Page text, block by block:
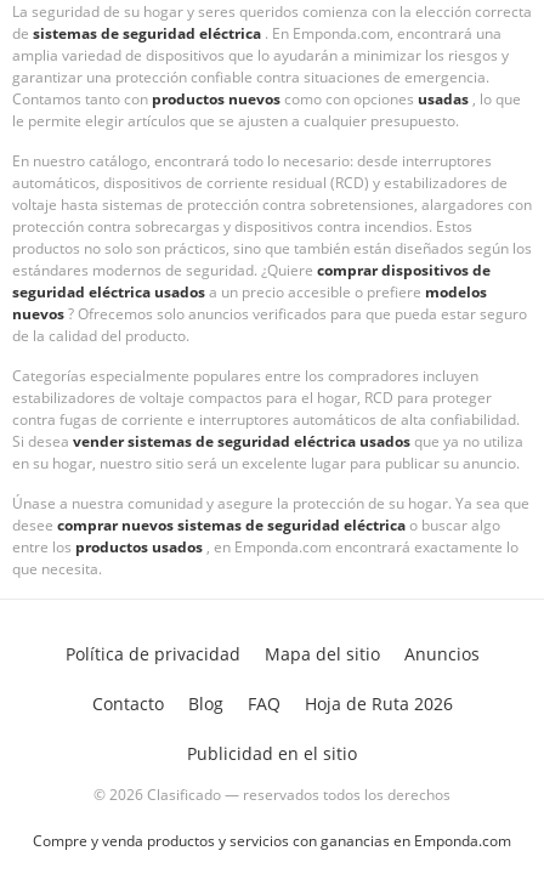
La seguridad de su hogar y seres queridos comienza con la elección correcta
de sistemas de seguridad eléctrica . En Emponda.com, encontrará una
amplia variedad de dispositivos que lo ayudarán a minimizar los riesgos y
garantizar una protección confiable contra situaciones de emergencia.
Contamos tanto con productos nuevoscomo con opciones usadas , lo que
le permite elegir artículos que se ajusten a cualquier presupuesto.
En nuestro catálogo, encontrará todo lo necesario: desde interruptores
automáticos, dispositivos de corriente residual (RCD) y estabilizadores de
voltaje hasta sistemas de protección contra sobretensiones, alargadores con
protección contra sobrecargas y dispositivos contra incendios. Estos
productos no solo son prácticos, sino que también están diseñados según los
estándares modernos de seguridad. ¿Quiere comprar dispositivos de
seguridad eléctrica usadosa un precio accesible o prefiere modelos
nuevos? Ofrecemos solo anuncios verificados para que pueda estar seguro
de la calidad del producto.
Categorías especialmente populares entre los compradores incluyen
estabilizadores de voltaje compactos para el hogar, RCD para proteger
contra fugas de corriente e interruptores automáticos de alta confiabilidad.
Si desea vender sistemas de seguridad eléctrica usadosque ya no utiliza
en su hogar, nuestro sitio será un excelente lugar para publicar su anuncio.
Únase a nuestra comunidad y asegure la protección de su hogar. Ya sea que
desee comprar nuevos sistemas de seguridad eléctricao buscar algo
entre los productos usados , en Emponda.com encontrará exactamente lo
que necesita.
© 2026 Clasificado — reservados todos los derechos
Política de privacidad Mapa del sitio Anuncios
Contacto Blog FAQ Hoja de Ruta 2026
Publicidad en el sitio
Compre y venda productos y servicios con ganancias en Emponda.com